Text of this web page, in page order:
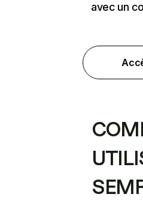
avec un